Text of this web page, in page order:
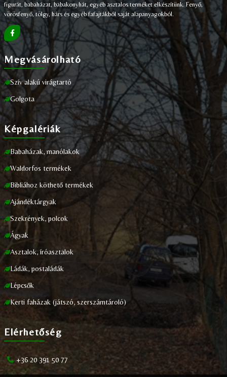
figurát, babaházat, babakonyhát, egyéb asztalos terméket elkészítünk. Fenyő,
vörösfenyő, tölgy, hárs és egyéb fafajtákból saját alapanyagokból.
Megvásárolható
Szív alakú virágtartó
Golgota
Képgalériák
Babaházak, manólakok
Waldorfos termékek
Bibliához köthető termékek
Ajándéktárgyak
Szekrények, polcok
Ágyak
Asztalok, íróasztalok
Ládák, postaládák
Lépcsők
Kerti faházak (játszó, szerszámtároló)
Elérhetőség
+36 20 391 50 77